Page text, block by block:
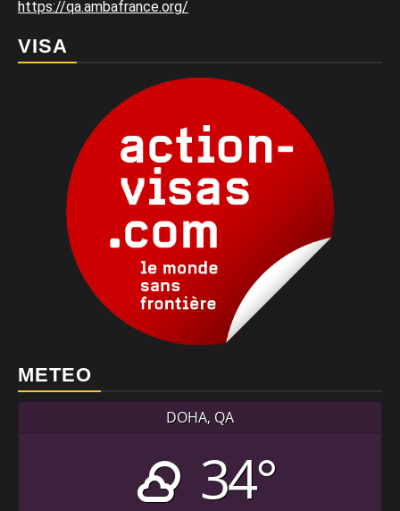
https://qa.ambafrance.org/
VISA
METEO
DOHA, QA
34°